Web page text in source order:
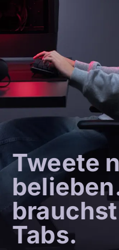
Tweete
Tabs.